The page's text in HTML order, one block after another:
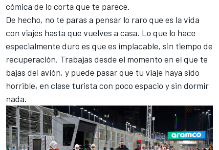
cómica de lo corta que te parece.
De hecho, no te paras a pensar lo raro que es la vida
con viajes hasta que vuelves a casa. Lo que lo hace
especialmente duro es que es implacable, sin tiempo de
recuperación. Trabajas desde el momento en el que te
bajas del avión, y puede pasar que tu viaje haya sido
horrible, en clase turista con poco espacio y sin dormir
nada.